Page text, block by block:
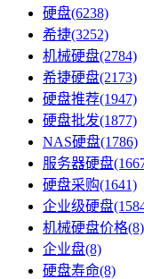
硬盘(6238)
希捷(3252)
机械硬盘(2784)
希捷硬盘(2173)
硬盘推荐(1947)
硬盘批发(1877)
NAS硬盘(1786)
服务器硬盘
硬盘采购(1641)
企业级硬盘
机械硬盘价格(8)
企业盘​(8)
硬盘寿命​(8)